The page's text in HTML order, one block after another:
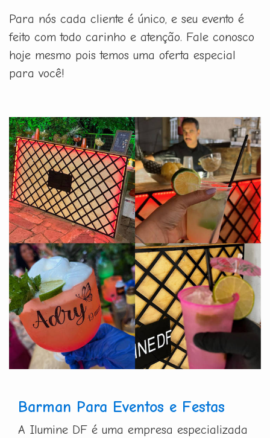
Para nós cada cliente é único, e seu evento é
feito com todo carinho e atenção. Fale conosco
hoje mesmo pois temos uma oferta especial
para você!
Barman Para Eventos e Festas
A Ilumine DF é uma empresa especializada